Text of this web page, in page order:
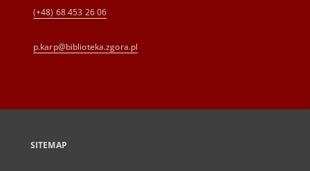
(+48) 68 453 26 06
p.karp@biblioteka.zgora.pl
SITEMAP